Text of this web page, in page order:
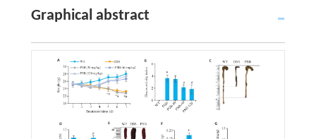
Graphical abstract